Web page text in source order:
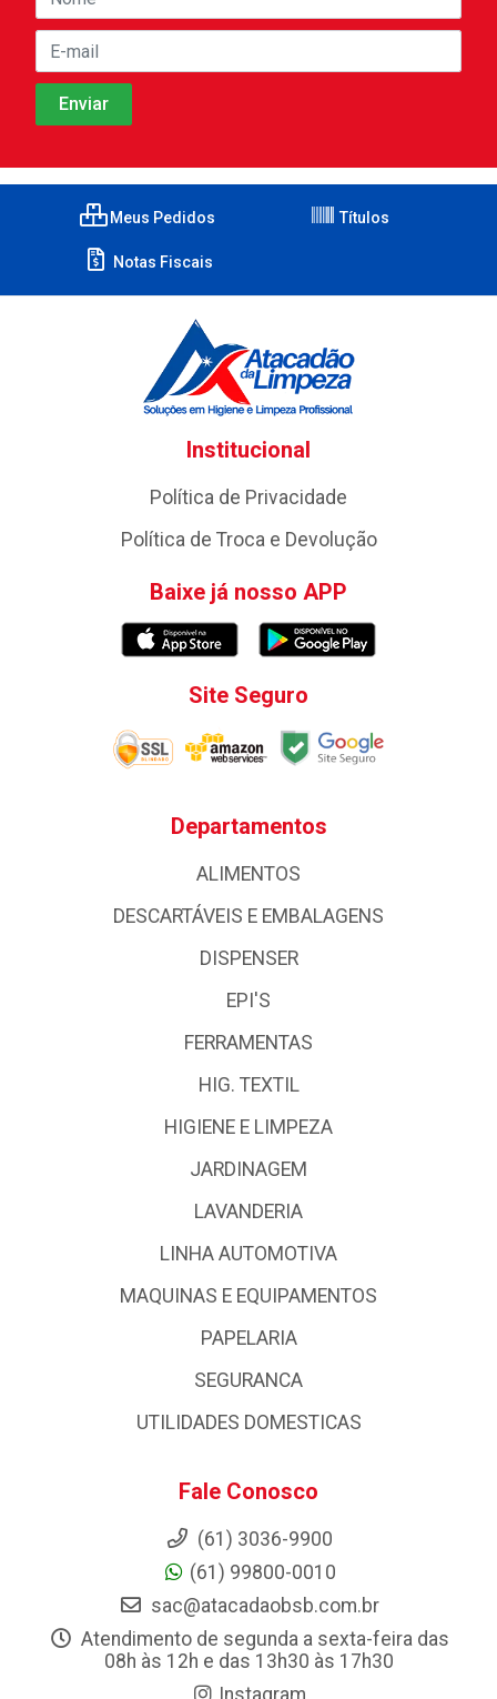
Meus Pedidos Títulos
Notas Fiscais
Institucional
Política de Privacidade
Política de Troca e Devolução
Baixe já nosso APP
Site Seguro
Departamentos
ALIMENTOS
DESCARTÁVEIS E EMBALAGENS
DISPENSER
EPI'S
FERRAMENTAS
HIG. TEXTIL
HIGIENE E LIMPEZA
JARDINAGEM
LAVANDERIA
LINHA AUTOMOTIVA
MAQUINAS E EQUIPAMENTOS
PAPELARIA
SEGURANCA
UTILIDADES DOMESTICAS
Fale Conosco
(61) 3036-9900
(61) 99800-0010
sac@atacadaobsb.com.br
Atendimento de segunda a sexta-feira das
08h às 12h e das 13h30 às 17h30
Instagram